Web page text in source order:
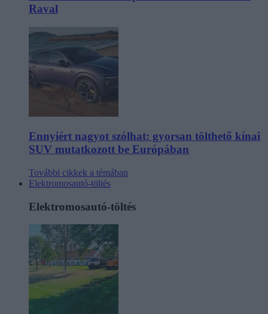
Raval
Ennyiért nagyot szólhat: gyorsan tölthető kínai
SUV mutatkozott be Európában
További cikkek a témában
Elektromosautó-töltés
Elektromosautó-töltés